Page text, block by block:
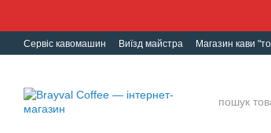
Сервіс кавомашин Виїзд майстра Магазин кави